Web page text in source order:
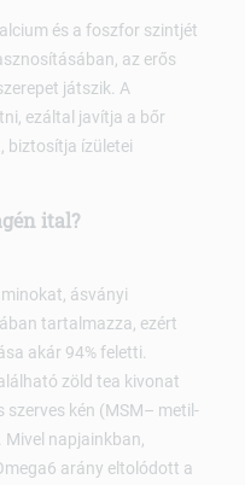
és a foszfor szintjét
az erős
játszik. A
ezáltal javítja a bőr
biztosítja ízületei
ital?
ásványi
tartalmazza, ezért
akár 94% feletti.
zöld tea kivonat
szerves kén (MSM– metil-
napjainkban,
arány eltolódott a